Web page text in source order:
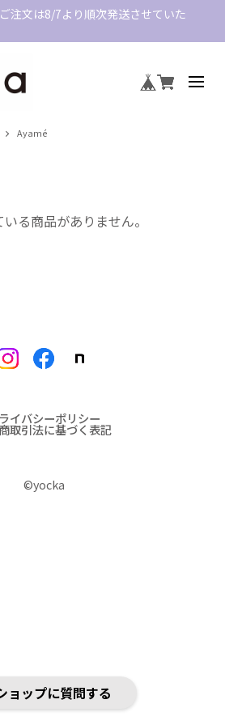
注文は8/7より順次発送させていた
Ayamé
る商品がありません。
イバシーポリシー
取引法に基づく表記
©︎yocka
ョップに質問する